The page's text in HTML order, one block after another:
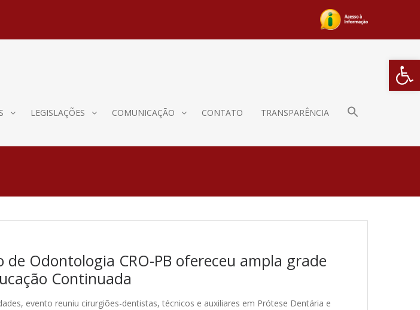
Barra de
LEGISLAÇÕES COMUNICAÇÃO CONTATO TRANSPARÊNCIA
de Odontologia CRO-PB ofereceu ampla grade
Continuada
evento reuniu cirurgiões-dentistas, técnicos e auxiliares em Prótese Dentária e